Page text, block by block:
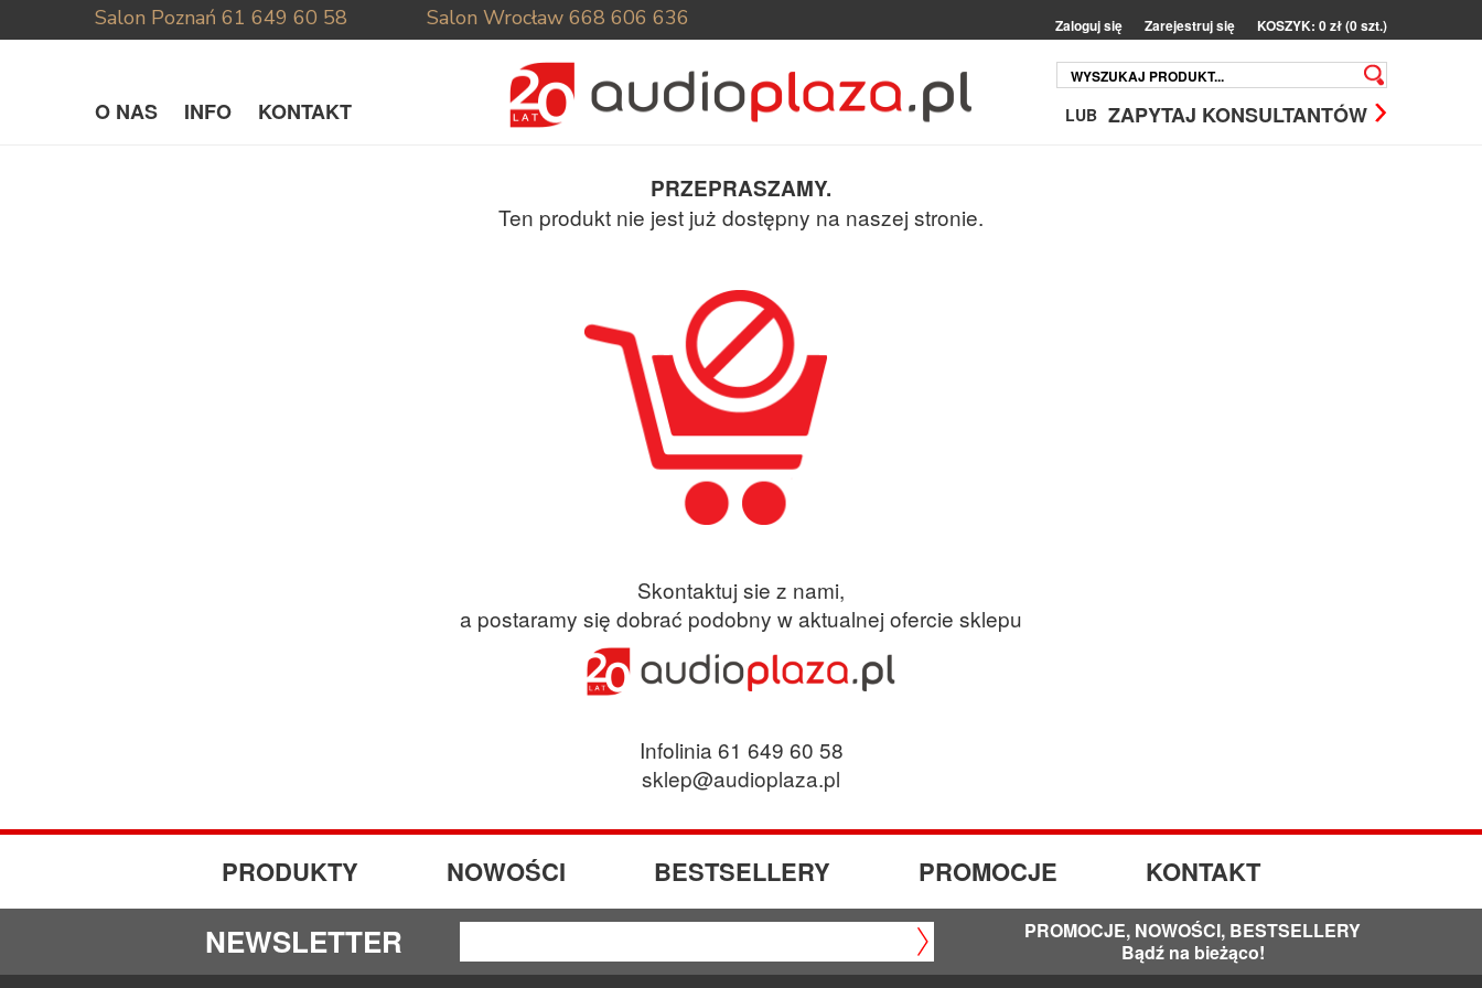
Salon Poznań 61 649 60 58 Salon Wrocław 668 606 636 Zaloguj się Zarejestruj się KOSZYK: 0 zł (0 szt.)
O NAS INFO KONTAKT LUB ZAPYTAJ KONSULTANTÓW
PRZEPRASZAMY.
Ten produkt nie jest już dostępny na naszej stronie.
Skontaktuj sie z nami,
a postaramy się dobrać podobny w aktualnej ofercie sklepu
Infolinia 61 649 60 58
sklep@audioplaza.pl
PRODUKTY NOWOŚCI BESTSELLERY PROMOCJE KONTAKT
NEWSLETTER
PROMOCJE, NOWOŚCI, BESTSELLERY
Bądź na bieżąco!